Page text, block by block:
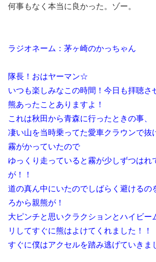
何事もなく本当に良かった。ゾー。
ラジオネーム：茅ヶ崎のかっちゃん
隊長！おはヤーマン☆
いつも楽しみなこの時間！今日も拝聴さ
熊あったことありますよ！
これは秋田から青森に行ったときの事、
凄い山を当時乗ってた愛車クラウンで抜
霧がかっていたので
ゆっくり走っていると霧が少しずつはれ
が！！
道の真ん中にいたのでしばらく避けるの
ろから親熊が！
大ピンチと思いクラクションとハイビー
リしてすぐに熊はよけてくれました！！
すぐに僕はアクセルを踏み逃げていきま